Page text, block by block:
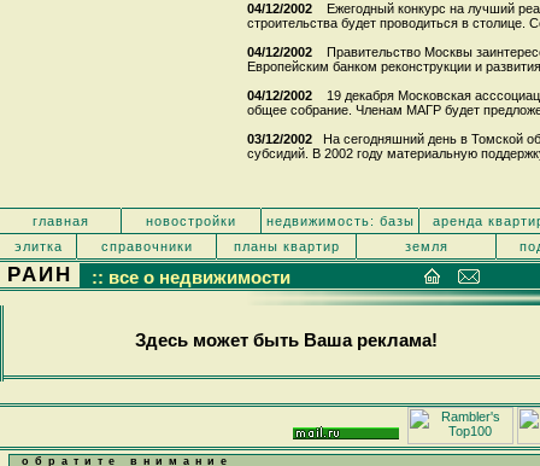
04/12/2002
Ежегодный конкурс на лучший
строительства будет проводиться в столице.
04/12/2002
Правительство Москвы
Европейским банком реконструкции и
04/12/2002
19 декабря Московская
общее собрание. Членам МАГР будет
03/12/2002
На сегодняшний день в Томской
субсидий. В 2002 году материальную
главная новостройки недвижимость: базы
аренда
элитка
справочники планы квартир земля
РАИН :: все о недвижимости
Здесь может быть Ваша реклама!
обратите внимание